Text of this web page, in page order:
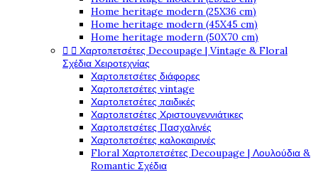
Home heritage modern (25X36 cm)
Home heritage modern (45X45 cm)
Home heritage modern (50X70 cm)
  Χαρτοπετσέτες Decoupage | Vintage & Floral
Σχέδια Χειροτεχνίας
Χαρτοπετσέτες διάφορες
Χαρτοπετσέτες vintage
Χαρτοπετσέτες παιδικές
Χαρτοπετσέτες Χριστουγεννιάτικες
Χαρτοπετσέτες Πασχαλινές
Χαρτοπετσέτες καλοκαιρινές
Floral Χαρτοπετσέτες Decoupage | Λουλούδια &
Romantic Σχέδια